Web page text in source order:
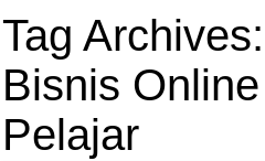
Tag Archives:
Bisnis
Pelajar